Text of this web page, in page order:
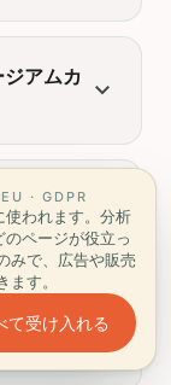
アムカ expand_more
動も含 expand_more
料です expand_more
EU · GDPR
使われます。分析
ページが役立っ
みで、広告や販売
す。
て受け入れる